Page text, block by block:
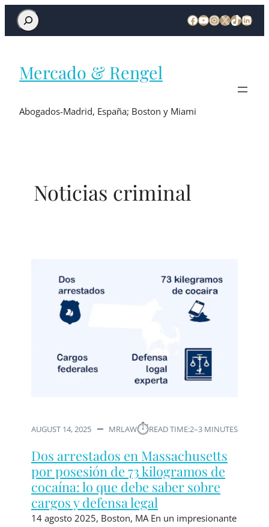
Mercado & Rengel
Abogados-Madrid, España; Boston y Miami
Noticias criminal
AUGUST 14, 2025 MRLAW⏱︎READ TIME:2–3 MINUTES
Dos arrestados en Massachusetts
por posesión de 73 kilogramos de
cocaína: lo que debe saber sobre
cargos y defensa legal
14 agosto 2025, Boston, MA En un impresionante